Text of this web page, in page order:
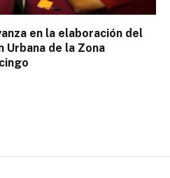
en la elaboración del
Urbana de la Zona